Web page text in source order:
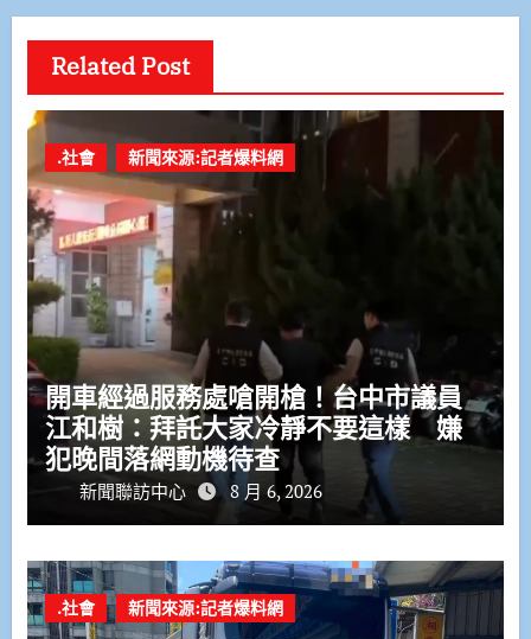
Related Post
.社會 新聞來源:記者爆料網
開車經過服務處嗆開槍！台中市議員
江和樹：拜託大家冷靜不要這樣 嫌
犯晚間落網動機待查
新聞聯訪中心 8 月 6, 2026
.社會 新聞來源:記者爆料網